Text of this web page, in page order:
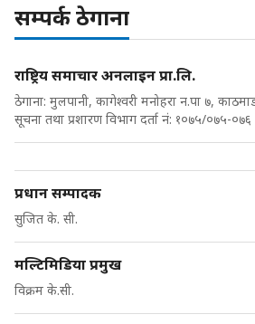
सम्पर्क ठेगाना
राष्ट्रिय समाचार अनलाइन प्रा.लि.
ठेगाना: मुलपानी, कागेश्वरी मनोहरा न.पा ७,
सूचना तथा प्रशारण विभाग दर्ता नं: १०७५/०७५-०७६
प्रधान सम्पादक
सुजित के. सी.
मल्टिमिडिया प्रमुख
विक्रम के.सी.